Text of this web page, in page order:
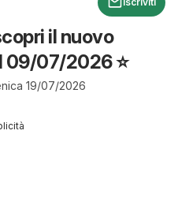
il nuovo
09/07/2026 ⭐️
19/07/2026